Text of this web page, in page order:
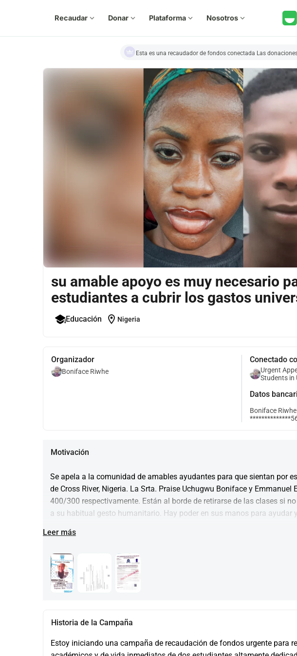
Recaudar expand_more Donar expand_more Plataforma expand_more Nosotros expand_more
Esta es una recaudador de fondos conectada Las
su amable apoyo es muy necesario
estudiantes a cubrir los gastos
Educación location_on Nigeria
Organizador
Boniface Riwhe
Conectado
Urgent
Students in
Datos
Boniface Riwhe
Motivación
Se apela a la comunidad de amables ayudantes para que sientan por
de Cross River, Nigeria. La Srta. Praise Uchugwu Boniface y Emmanuel
400/300 respectivamente. Están al borde de retirarse de las clases si
a su habitual gesto humanitario. Hay poder en sus manos para ayudar
Leer más
Historia de la Campaña
​​Estoy iniciando una campaña de recaudación de fondos urgente para